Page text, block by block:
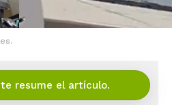
resume el artículo.